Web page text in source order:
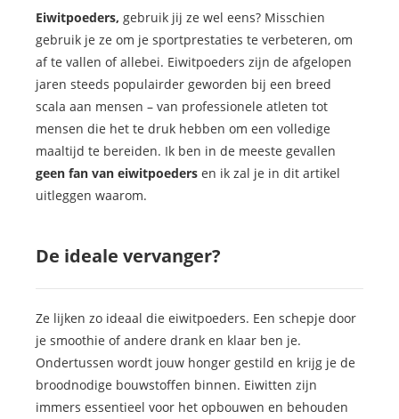
Eiwitpoeders, gebruik jij ze wel eens? Misschien
gebruik je ze om je sportprestaties te verbeteren, om
af te vallen of allebei. Eiwitpoeders zijn de afgelopen
jaren steeds populairder geworden bij een breed
scala aan mensen – van professionele atleten tot
mensen die het te druk hebben om een volledige
maaltijd te bereiden. Ik ben in de meeste gevallen
geen fan van eiwitpoeders en ik zal je in dit artikel
uitleggen waarom.
De ideale vervanger?
Ze lijken zo ideaal die eiwitpoeders. Een schepje door
je smoothie of andere drank en klaar ben je.
Ondertussen wordt jouw honger gestild en krijg je de
broodnodige bouwstoffen binnen. Eiwitten zijn
immers essentieel voor het opbouwen en behouden